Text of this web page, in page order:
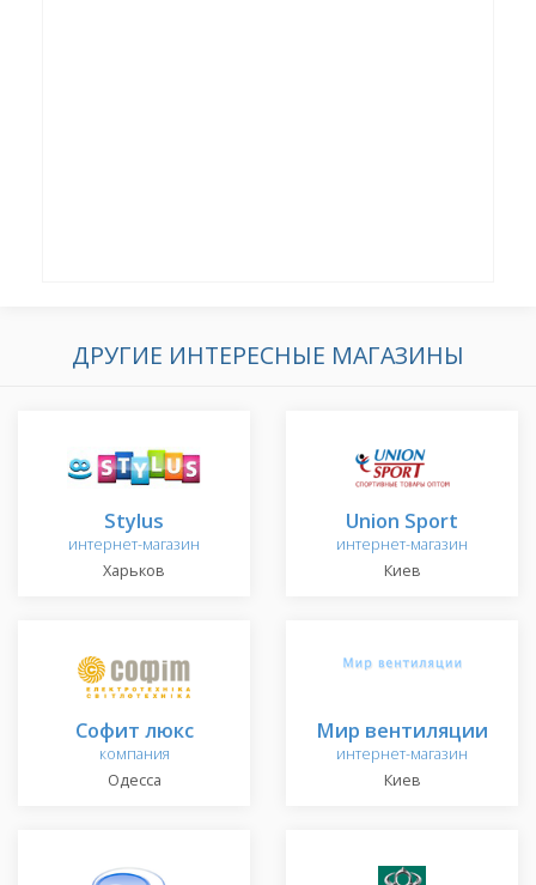
ДРУГИЕ ИНТЕРЕСНЫЕ МАГАЗИНЫ
Stylus
интернет-магазин
Харьков
Union Sport
интернет-магазин
Киев
Софит люкс
компания
Одесса
Мир вентиляции
интернет-магазин
Киев